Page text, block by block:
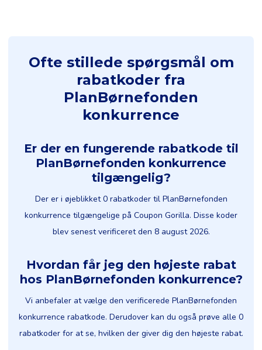
Ofte stillede spørgsmål om
rabatkoder fra
PlanBørnefonden
konkurrence
Er der en fungerende rabatkode til
PlanBørnefonden konkurrence
tilgængelig?
Der er i øjeblikket 0 rabatkoder til PlanBørnefonden
konkurrence tilgængelige på Coupon Gorilla. Disse koder
blev senest verificeret den 8 august 2026.
Hvordan får jeg den højeste rabat
hos PlanBørnefonden konkurrence?
Vi anbefaler at vælge den verificerede PlanBørnefonden
konkurrence rabatkode. Derudover kan du også prøve alle 0
rabatkoder for at se, hvilken der giver dig den højeste rabat.